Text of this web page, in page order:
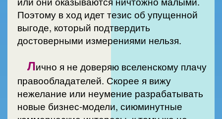
Поэтому в ход идет тезис об упущенной
выгоде, который подтвердить
достоверными измерениями нельзя.
Лично я не доверяю вселенскому плачу
правообладателей. Скорее я вижу
нежелание или неумение разрабатывать
новые бизнес-модели, сиюминутные